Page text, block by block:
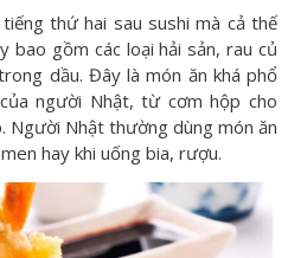
thứ hai sau sushi mà cả thế
bao gồm các loại hải sản, rau củ
dầu. Đây là món ăn khá phổ
người Nhật, từ cơm hộp cho
Người Nhật thường dùng món ăn
hay khi uống bia, rượu.